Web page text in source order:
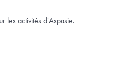
les activités d'Aspasie.